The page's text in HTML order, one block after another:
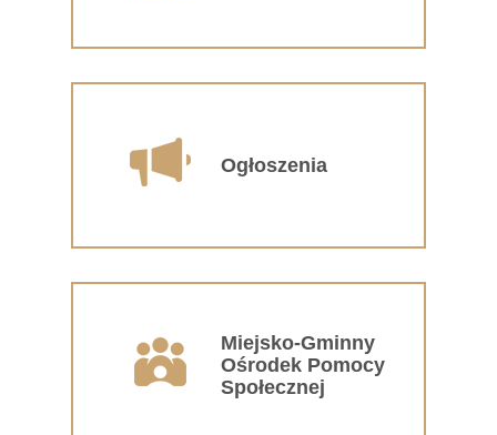
Ogłoszenia
Miejsko-Gminny
Ośrodek Pomocy
Społecznej